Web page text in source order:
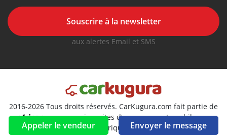
Appeler le vendeur Envoyer le message
Souscrire à la newsletter
aux alertes Email et SMS
2016-2026 Tous droits réservés. CarKugura.com fait partie de
, premiers sites d'annonces automobiles en
Afrique